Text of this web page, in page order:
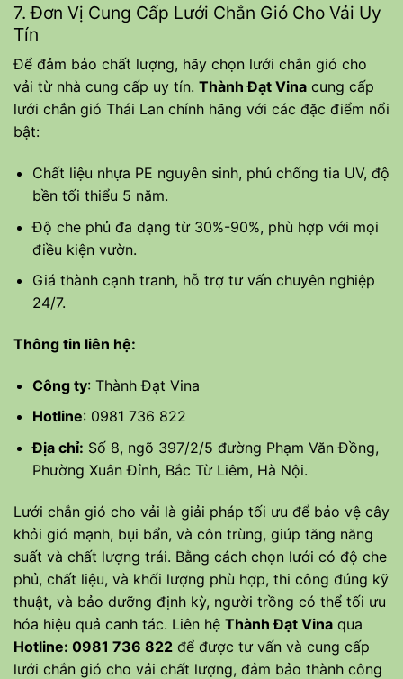
7. Đơn Vị Cung Cấp Lưới Chắn Gió Cho Vải Uy
Tín
Để đảm bảo chất lượng, hãy chọn lưới chắn gió cho
vải từ nhà cung cấp uy tín. Thành Đạt Vina cung cấp
lưới chắn gió Thái Lan chính hãng với các đặc điểm nổi
bật:
Chất liệu nhựa PE nguyên sinh, phủ chống tia UV, độ
bền tối thiểu 5 năm.
Độ che phủ đa dạng từ 30%-90%, phù hợp với mọi
điều kiện vườn.
Giá thành cạnh tranh, hỗ trợ tư vấn chuyên nghiệp
24/7.
Thông tin liên hệ:
Công ty: Thành Đạt Vina
Hotline: 0981 736 822
Địa chỉ: Số 8, ngõ 397/2/5 đường Phạm Văn Đồng,
Phường Xuân Đỉnh, Bắc Từ Liêm, Hà Nội.
Lưới chắn gió cho vải là giải pháp tối ưu để bảo vệ cây
khỏi gió mạnh, bụi bẩn, và côn trùng, giúp tăng năng
suất và chất lượng trái. Bằng cách chọn lưới có độ che
phủ, chất liệu, và khối lượng phù hợp, thi công đúng kỹ
thuật, và bảo dưỡng định kỳ, người trồng có thể tối ưu
hóa hiệu quả canh tác. Liên hệ Thành Đạt Vina qua
Hotline: 0981 736 822 để được tư vấn và cung cấp
lưới chắn gió cho vải chất lượng, đảm bảo thành công